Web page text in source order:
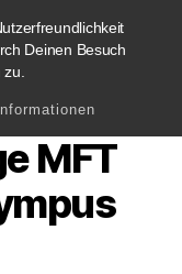
Deinen Besuch
MFT